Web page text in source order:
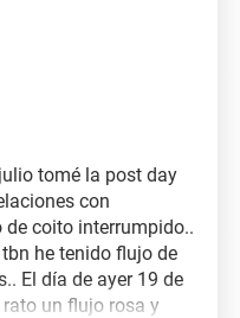
tomé la post day
con
de coito interrumpido..
he tenido flujo de
El día de ayer 19 de
un flujo rosa y